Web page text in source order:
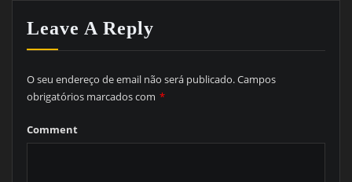
Leave A Reply
O seu endereço de email não será publicado.Campos
obrigatórios marcados com *
Comment